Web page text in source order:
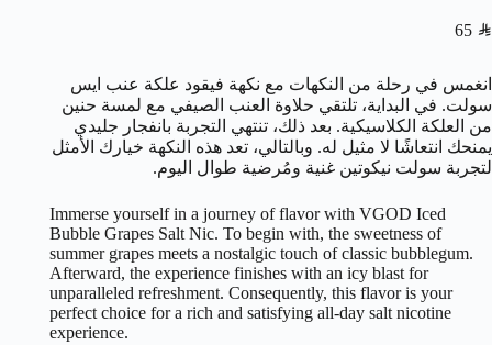
65 SAR
انغمس في رحلة من النكهات مع نكهة فيقود علكة عنب ايس
سولت. في البداية، تلتقي حلاوة العنب الصيفي مع لمسة حنين
من العلكة الكلاسيكية. بعد ذلك، تنتهي التجربة بانفجار جليدي
يمنحك انتعاشًا لا مثيل له. وبالتالي، تعد هذه النكهة خيارك الأمثل
لتجربة سولت نيكوتين غنية ومُرضية طوال اليوم.
Immerse yourself in a journey of flavor with VGOD Iced
Bubble Grapes Salt Nic. To begin with, the sweetness of
summer grapes meets a nostalgic touch of classic bubblegum.
Afterward, the experience finishes with an icy blast for
unparalleled refreshment. Consequently, this flavor is your
perfect choice for a rich and satisfying all-day salt nicotine
experience.